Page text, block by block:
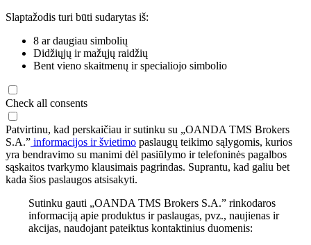
Slaptažodis turi būti sudarytas iš:
8 ar daugiau simbolių
Didžiųjų ir mažųjų raidžių
Bent vieno skaitmenų ir specialiojo simbolio
Check all consents
Patvirtinu, kad perskaičiau ir sutinku su „OANDA TMS Brokers
S.A.” informacijos ir švietimo paslaugų teikimo sąlygomis, kurios
yra bendravimo su manimi dėl pasiūlymo ir telefoninės pagalbos
sąskaitos tvarkymo klausimais pagrindas. Suprantu, kad galiu bet
kada šios paslaugos atsisakyti.
Sutinku gauti „OANDA TMS Brokers S.A.” rinkodaros
informaciją apie produktus ir paslaugas, pvz., naujienas ir
akcijas, naudojant pateiktus kontaktinius duomenis: